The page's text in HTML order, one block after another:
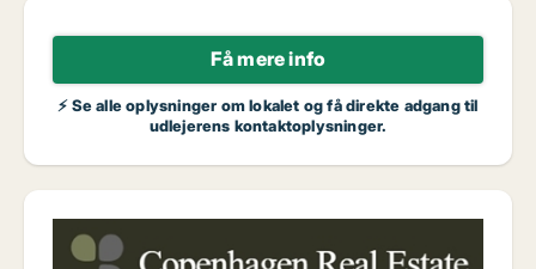
Få mere info
⚡ Se alle oplysninger om lokalet og få direkte adgang til
udlejerens kontaktoplysninger.